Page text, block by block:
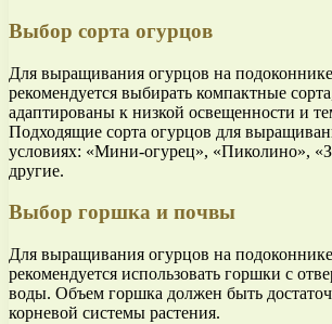
Выбор сорта огурцов
Для выращивания огурцов на
рекомендуется выбирать компактные
адаптированы к низкой освещенности и
Подходящие сорта огурцов для
условиях: «Мини-огурец», «Пиколино»,
другие.
Выбор горшка и почвы
Для выращивания огурцов на
рекомендуется использовать горшки с
воды. Объем горшка должен быть
корневой системы растения.